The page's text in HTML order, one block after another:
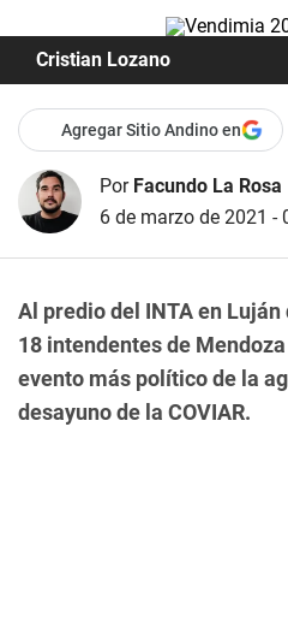
Cristian Lozano
Agregar Sitio Andino en
Por Facundo La Rosa
6 de marzo de 2021 -
Al predio del INTA en
18 intendentes de
evento más político de la
desayuno de la COVIAR.